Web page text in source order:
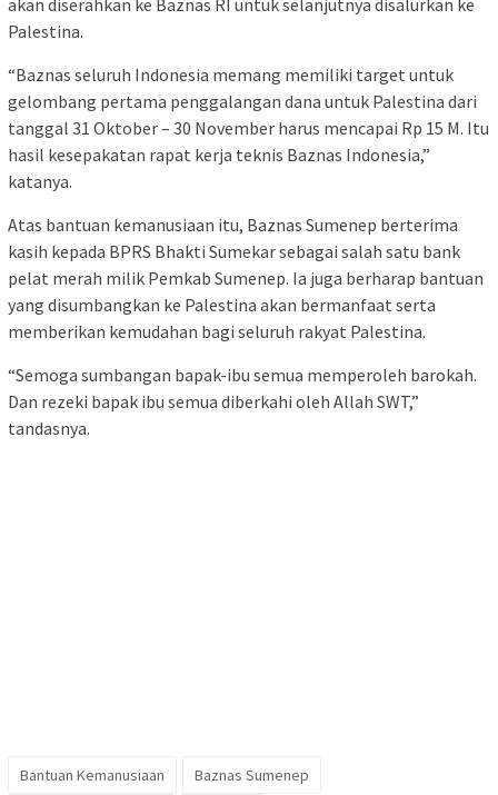
akan diserahkan ke Baznas RI untuk selanjutnya disalurkan ke
Palestina.
“Baznas seluruh Indonesia memang memiliki target untuk
gelombang pertama penggalangan dana untuk Palestina dari
tanggal 31 Oktober – 30 November harus mencapai Rp 15 M. Itu
hasil kesepakatan rapat kerja teknis Baznas Indonesia,”
katanya.
Atas bantuan kemanusiaan itu, Baznas Sumenep berterima
kasih kepada BPRS Bhakti Sumekar sebagai salah satu bank
pelat merah milik Pemkab Sumenep. Ia juga berharap bantuan
yang disumbangkan ke Palestina akan bermanfaat serta
memberikan kemudahan bagi seluruh rakyat Palestina.
“Semoga sumbangan bapak-ibu semua memperoleh barokah.
Dan rezeki bapak ibu semua diberkahi oleh Allah SWT,”
tandasnya.
Bantuan Kemanusiaan Baznas Sumenep